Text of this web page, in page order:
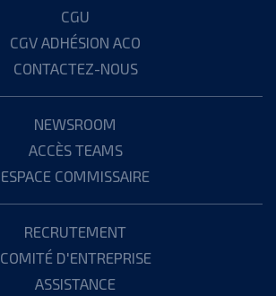
CGU
CGV ADHÉSION ACO
CONTACTEZ-NOUS
NEWSROOM
ACCÈS TEAMS
ESPACE COMMISSAIRE
RECRUTEMENT
COMITÉ D'ENTREPRISE
ASSISTANCE